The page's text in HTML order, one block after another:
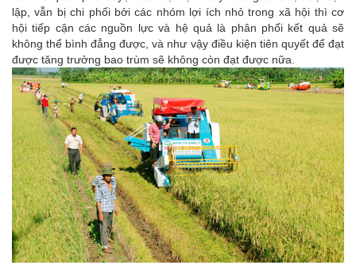
lập, vẫn bị chi phối bởi các nhóm lợi ích nhỏ trong xã hội thì cơ
hội tiếp cận các nguồn lực và hệ quả là phân phối kết quả sẽ
không thể bình đẳng được, và như vậy điều kiện tiên quyết để đạt
được tăng trưởng bao trùm sẽ không còn đạt được nữa.